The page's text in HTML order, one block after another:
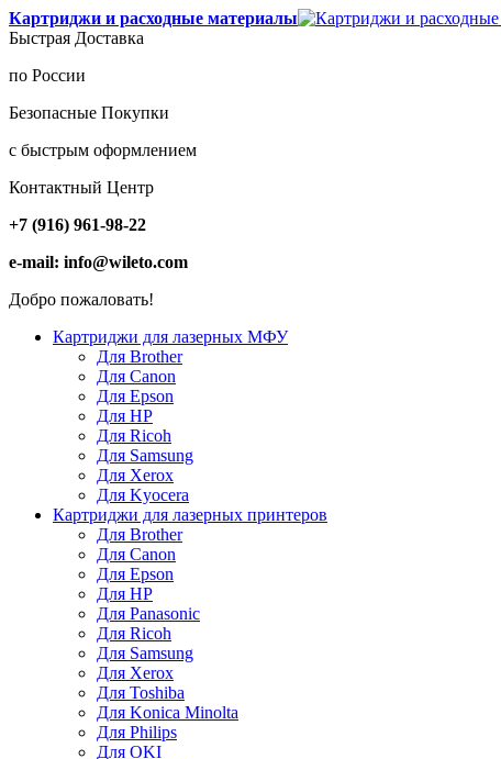
Картриджи и расходные материалы
Быстрая Доставка
по России
Безопасные Покупки
с быстрым оформлением
Контактный Центр
+7 (916) 961-98-22
e-mail: info@wileto.com
Добро пожаловать!
Картриджи для лазерных МФУ
Для Brother
Для Canon
Для Epson
Для HP
Для Ricoh
Для Samsung
Для Xerox
Для Kyocera
Картриджи для лазерных принтеров
Для Brother
Для Canon
Для Epson
Для HP
Для Panasonic
Для Ricoh
Для Samsung
Для Xerox
Для Toshiba
Для Konica Minolta
Для Philips
Для OKI